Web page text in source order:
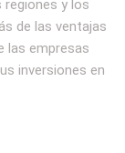
regiones y los
de las ventajas
las empresas
inversiones en